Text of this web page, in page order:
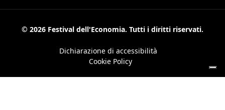
© 2026 Festival dell'Economia. Tutti i diritti riservati.
Dichiarazione di accessibilità
Cookie Policy